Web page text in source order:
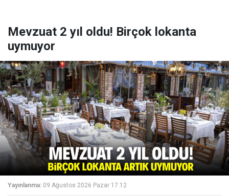
Mevzuat 2 yıl oldu! Birçok lokanta
uymuyor
Yayınlanma: 09 Ağustos 2026 Pazar 17:12